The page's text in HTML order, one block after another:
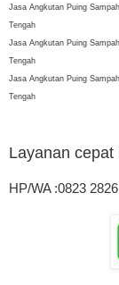
Jasa Angkutan Puing
Tengah
Jasa Angkutan Puing
Tengah
Jasa Angkutan Puing
Tengah
Layanan
HP/WA :0823